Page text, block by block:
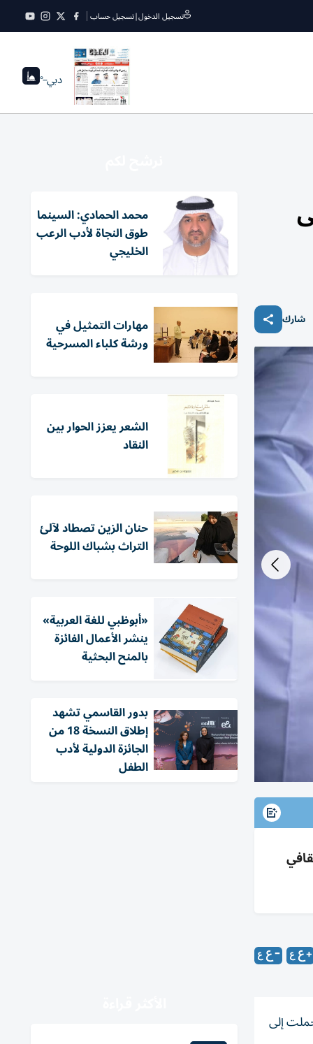
تسجيل الدخول|تسجيل حساب
دبي--°
شارك
ثقافي
الوطنية»، التي حملت إلى
محمد الحمادي: السينما
طوق النجاة لأدب الرعب
الخليجي
مهارات التمثيل في
ورشة كلباء المسرحية
الشعر يعزز الحوار بين
النقاد
حنان الزين تصطاد لآلئ
التراث بشباك اللوحة
«أبوظبي للغة العربية»
ينشر الأعمال الفائزة
بالمنح البحثية
بدور القاسمي تشهد
إطلاق النسخة 18 من
الجائزة الدولية لأدب
الطفل